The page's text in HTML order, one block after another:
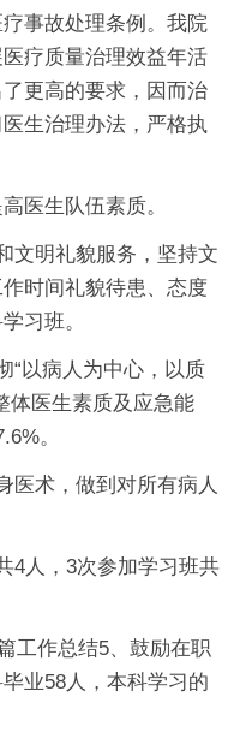
事故处理条例。我院
疗质量治理效益年活
更高的要求，因而治
生治理办法，严格执
医生队伍素质。
文明礼貌服务，坚持文
时间礼貌待患、态度
习班。
“以病人为中心，以质
体医生素质及应急能
。
医术，做到对所有病人
4人，3次参加学习班共
工作总结5、鼓励在职
业58人，本科学习的